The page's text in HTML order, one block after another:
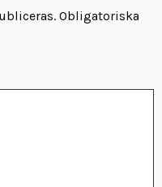
Obligatoriska